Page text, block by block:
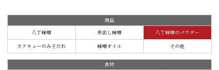
商品
八丁味噌
赤出し味噌
八丁味噌のパウダー
カクキューのみそだれ
味噌オイル その他
食材